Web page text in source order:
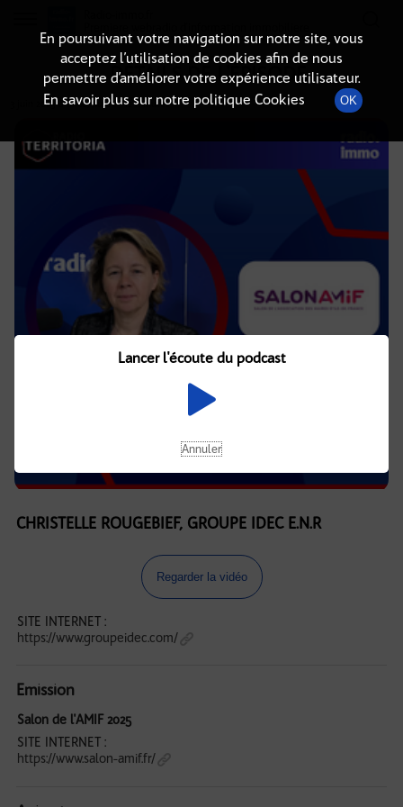
DÉTAILS DE L'ÉPISODE
3 juin 2025à 8h02, durée : 12 minutes
CHRISTELLE ROUGEBIEF, GROUPE IDEC E.N.R
Regarder la vidéo
SITE INTERNET :
https://www.groupeidec.com/
Emission
Salon de l'AMIF 2025
SITE INTERNET :
https://www.salon-amif.fr/
En poursuivant votre navigation sur notre site, vous
acceptez l’utilisation de cookies afin de nous
permettre d’améliorer votre expérience utilisateur.
En savoir plus sur notre politique Cookies
OK
Lancer l'écoute du podcast
Annuler